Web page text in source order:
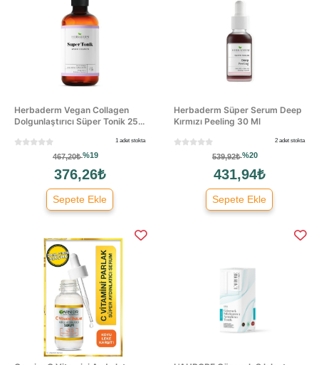
Herbaderm Vegan Collagen
Dolgunlaştırıcı Süper Tonik 25...
1 adet stokta
467,20₺%19
376,26₺
Sepete Ekle
Herbaderm Süper Serum Deep
Kırmızı Peeling 30 Ml
2 adet stokta
539,92₺%20
431,94₺
Sepete Ekle